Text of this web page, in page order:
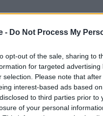
- Do Not Process My
opt-out of the sale, sharing to
for targeted
selection. Please note that
interest-based ads based
to third parties prior
of your personal
Αρκαδίας και
αλλά και ένα